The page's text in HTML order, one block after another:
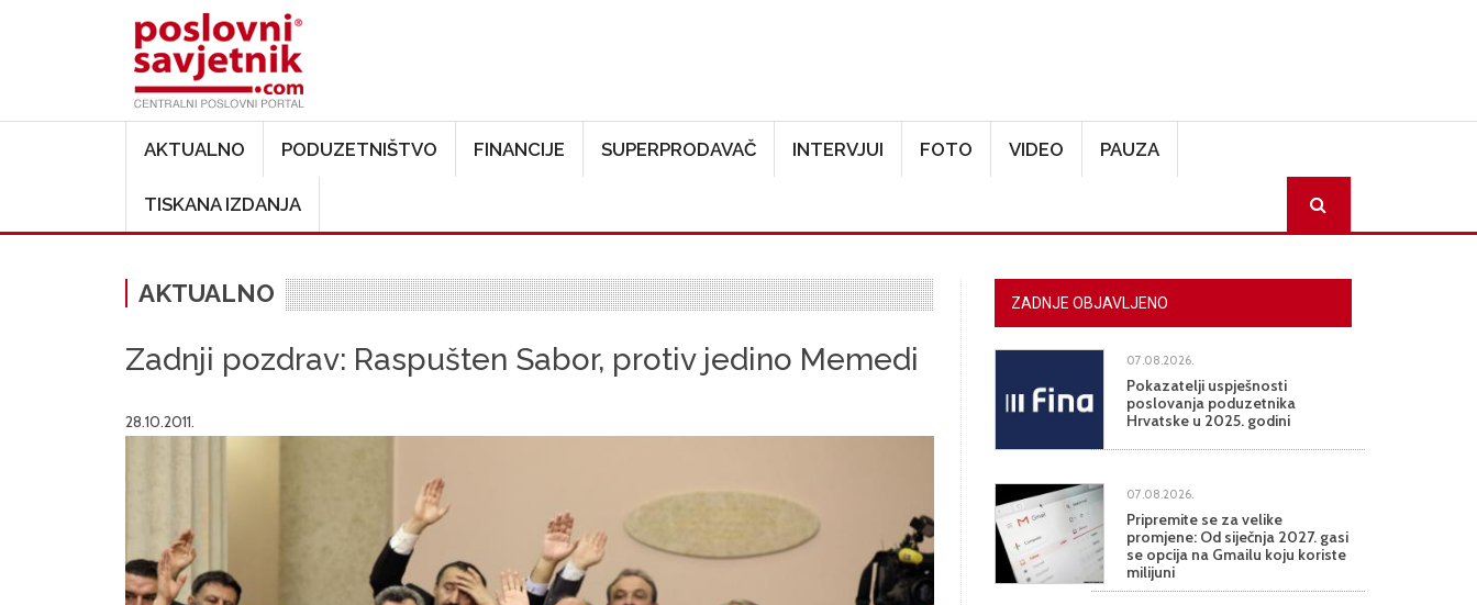
AKTUALNO PODUZETNIŠTVO FINANCIJE SUPERPRODAVAČ INTERVJUI FOTO VIDEO PAUZA
TISKANA IZDANJA
AKTUALNO
Zadnji pozdrav: Raspušten Sabor, protiv jedino Memedi
28.10.2011.
ZADNJE OBJAVLJENO
07.08.2026.
Pokazatelji uspješnosti
poslovanja poduzetnika
Hrvatske u 2025. godini
07.08.2026.
Pripremite se za velike
promjene: Od siječnja 2027. gasi
se opcija na Gmailu koju koriste
milijuni